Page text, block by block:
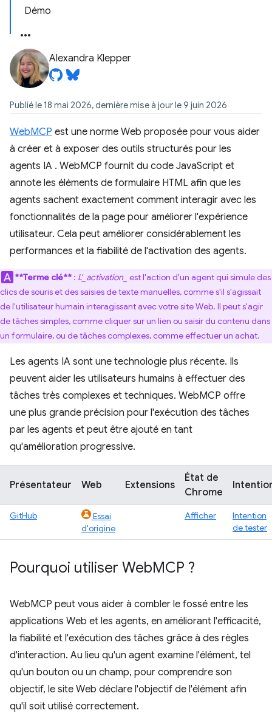
Démo
Alexandra Klepper
Publié le 18 mai 2026, dernière mise à jour le 9 juin 2026
WebMCP est une norme Web proposée pour vous aider
à créer et à exposer des outils structurés pour les
agents IA . WebMCP fournit du code JavaScript et
annote les éléments de formulaire HTML afin que les
agents sachent exactement comment interagir avec les
fonctionnalités de la page pour améliorer l'expérience
utilisateur. Cela peut améliorer considérablement les
performances et la fiabilité de l'activation des agents.
**Terme clé** : L'_activation_ est l'action d'un agent qui simule des
clics de souris et des saisies de texte manuelles, comme s'il s'agissait
de l'utilisateur humain interagissant avec votre site Web. Il peut s'agir
de tâches simples, comme cliquer sur un lien ou saisir du contenu dans
un formulaire, ou de tâches complexes, comme effectuer un achat.
Les agents IA sont une technologie plus récente. Ils
peuvent aider les utilisateurs humains à effectuer des
tâches très complexes et techniques. WebMCP offre
une plus grande précision pour l'exécution des tâches
par les agents et peut être ajouté en tant
qu'amélioration progressive.
Présentateur Web Extensions
État de
Chrome
GitHub
Essai
d'origine
Afficher
Intention
de tester
Pourquoi utiliser WebMCP ?
WebMCP peut vous aider à combler le fossé entre les
applications Web et les agents, en améliorant l'efficacité,
la fiabilité et l'exécution des tâches grâce à des règles
d'interaction. Au lieu qu'un agent examine l'élément, tel
qu'un bouton ou un champ, pour comprendre son
objectif, le site Web déclare l'objectif de l'élément afin
qu'il soit utilisé correctement.